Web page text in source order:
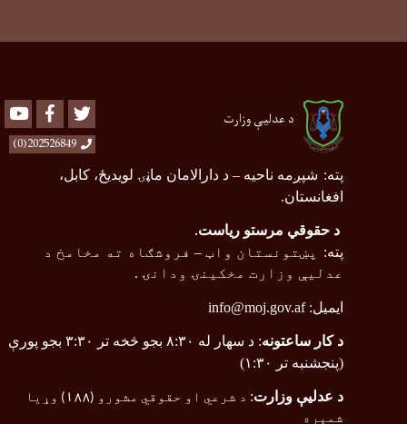
د عدلیې وزارت Youtube Facebook
202526849(0)
پته: شپږمه ناحیه – د دارالامان ماڼۍ لویدیځ، کابل،
افغانستان.
د حقوقي مرستو ریاست.
پته: پښتونستان واټ – فروشګاه ته مخامخ د
عدلیې وزارت مخکینۍ ودانۍ .
ایمیل:info@moj.gov.af
د کار ساعتونه
: د سهار له ۸:۳۰ بجو څخه تر ۳:۳۰ بجو پورې
(پنجشنبه تر ۱:۳۰)
د عدلیې وزارت: د شرعي او حقوقي مشورو (۱۸۸ ) وړیا
شمېره